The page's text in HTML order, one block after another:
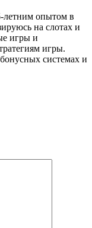
летним опытом в
на слотах и
игры и
игры.
системах и